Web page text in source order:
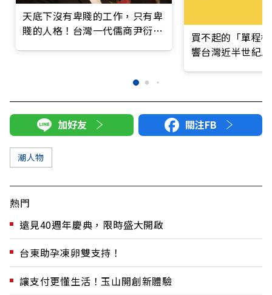
天底下沒有卑賤的工作，只有卑
賤的人格！台灣一代儒商尹衍樑
買不起的「單程
響台灣近半世紀
加好友 關注FB
潮人物
熱門
遠見40週年慶典，限時盛大開啟
台東助孕凍卵雙支持！
讓支付更懂生活！玉山開創新體驗